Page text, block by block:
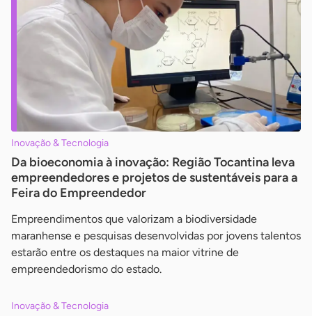
Inovação & Tecnologia
Da bioeconomia à inovação: Região Tocantina leva
empreendedores e projetos de sustentáveis para a
Feira do Empreendedor
Empreendimentos que valorizam a biodiversidade
maranhense e pesquisas desenvolvidas por jovens talentos
estarão entre os destaques na maior vitrine de
empreendedorismo do estado.
Inovação & Tecnologia